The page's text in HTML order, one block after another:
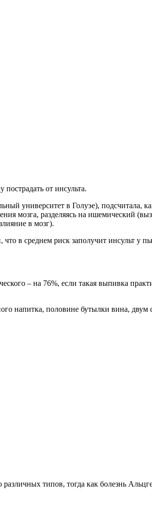
от инсульта.
университет в Голуэе), подсчитала,
мозга, разделяясь на ишемический
в мозг).
что в среднем риск заполучит инсульт
– на 76%, если такая выпивка
напитка, половине бутылки вина,
типов, тогда как болезнь